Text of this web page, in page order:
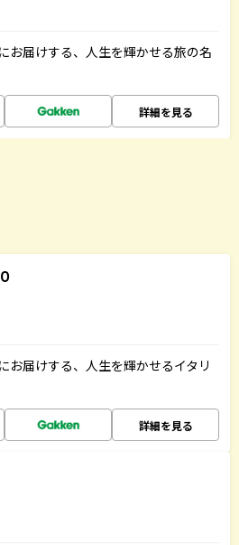
お届けする、人生を輝かせる旅の名
詳細を見る
届けする、人生を輝かせるイタリ
詳細を見る